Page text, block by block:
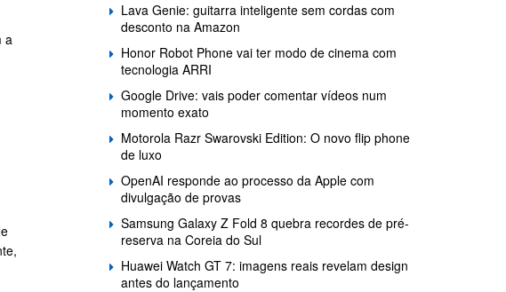
a
Lava Genie: guitarra inteligente sem cordas com
desconto na Amazon
Honor Robot Phone vai ter modo de cinema com
tecnologia ARRI
Google Drive: vais poder comentar vídeos num
momento exato
Motorola Razr Swarovski Edition: O novo flip phone
de luxo
OpenAI responde ao processo da Apple com
divulgação de provas
Samsung Galaxy Z Fold 8 quebra recordes de pré-
reserva na Coreia do Sul
Huawei Watch GT 7: imagens reais revelam design
antes do lançamento